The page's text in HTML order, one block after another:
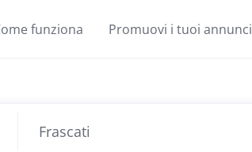
funziona Promuovi i tuoi annunci